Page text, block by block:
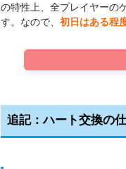
の特性上、全プレイヤーの
す。なので、 初日はある程
追記：ハート交換の